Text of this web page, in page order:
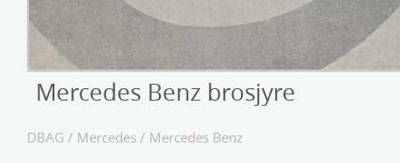
Mercedes Benz brosjyre
DBAG / Mercedes / Mercedes Benz